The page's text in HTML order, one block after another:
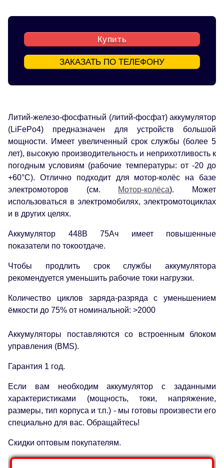
Купить
ЗАКАЗАТЬ ПО ТЕЛЕФОНУ
Литий-железо-фосфатный (литий-фосфат) аккумулятор
(LiFePo4) предназначен для устройств большой
мощности. Имеет увеличенный срок службы (более 5
лет), высокую производительность и неприхотливость к
погодным условиям (рабочие температуры: от -20 до
+60°С). Отлично подходит для мотор-колёс на базе
электромоторов (см. Мотор-колёса). Может
использоваться в электромобилях, электромотоциклах
и в других целях.
Аккумулятор 448В 75Ач имеет повышенные
показатели по токоотдаче.
Чтобы продлить срок службы аккумулятора
рекомендуется уменьшить рабочие токи нагрузки.
Количество циклов заряда-разряда с уменьшением
ёмкости до 75% от номинальной: >2000
Аккумуляторы поставляются со встроенным блоком
управления (BMS).
Гарантия 1 год.
Если вам необходим аккумулятор с заданными
характеристиками (мощность, токи, напряжение,
размеры, тип корпуса и т.п.) - мы готовы произвести его
специально для вас. Обращайтесь!
Скидки оптовым покупателям.